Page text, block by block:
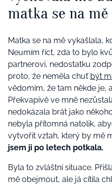
matka se na
Matka se na mě vykašlala,
Neumím říct, zda to bylo
partnerovi, nedostatku
proto, že neměla chuť být
vědomím, že tam někde je,
Překvapivě ve mně
nedokázala brát jako
nebyla přítomná natolik,
vytvořit vztah, který by mě
jsem ji po letech potkala.
Byla to zvláštní situace.
mě obejmout, ale já cítila